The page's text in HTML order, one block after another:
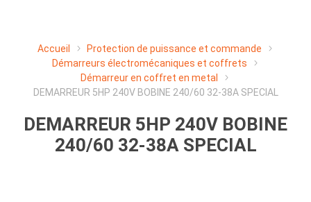
Accueil
Protection de puissance et commande
Démarreurs électromécaniques et coffrets
Démarreur en coffret en metal
DEMARREUR 5HP 240V BOBINE 240/60 32-38A SPECIAL
DEMARREUR 5HP 240V BOBINE
240/60 32-38A SPECIAL